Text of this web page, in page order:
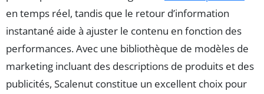
en temps réel, tandis que le retour d’information
instantané aide à ajuster le contenu en fonction des
performances. Avec une bibliothèque de modèles de
marketing incluant des descriptions de produits et des
publicités, Scalenut constitue un excellent choix pour